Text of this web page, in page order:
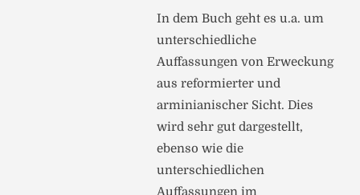
In dem Buch geht es u.a. um
unterschiedliche
Auffassungen von Erweckung
aus reformierter und
arminianischer Sicht. Dies
wird sehr gut dargestellt,
ebenso wie die
unterschiedlichen
Auffassungen im